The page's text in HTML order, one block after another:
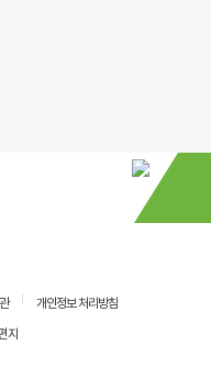
개인정보 처리방침
지